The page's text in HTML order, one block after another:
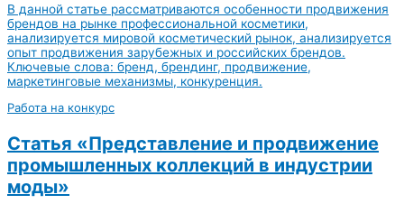
В данной статье рассматриваются особенности продвижения
брендов на рынке профессиональной косметики,
анализируется мировой косметический рынок, анализируется
опыт продвижения зарубежных и российских брендов.
Ключевые слова: бренд, брендинг, продвижение,
маркетинговые механизмы, конкуренция.
Работа на конкурс
Статья «Представление и продвижение
промышленных коллекций в индустрии
моды»